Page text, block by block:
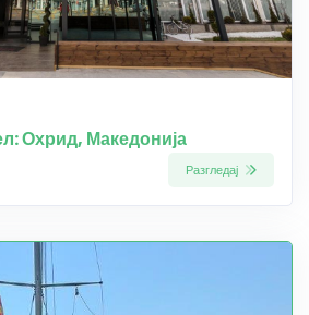
Охрид, Македонија
Разгледај